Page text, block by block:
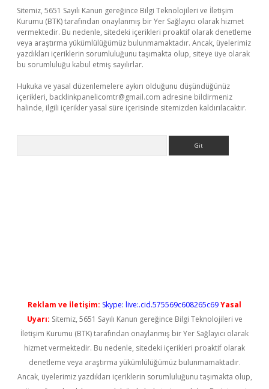
Sitemiz, 5651 Sayılı Kanun gereğince Bilgi Teknolojileri ve İletişim
Kurumu (BTK) tarafından onaylanmış bir Yer Sağlayıcı olarak hizmet
vermektedir. Bu nedenle, sitedeki içerikleri proaktif olarak denetleme
veya araştırma yükümlülüğümüz bulunmamaktadır. Ancak, üyelerimiz
yazdıkları içeriklerin sorumluluğunu taşımakta olup, siteye üye olarak
bu sorumluluğu kabul etmiş sayılırlar.
Hukuka ve yasal düzenlemelere aykırı olduğunu düşündüğünüz
içerikleri, backlinkpanelicomtr@gmail.com adresine bildirmeniz
halinde, ilgili içerikler yasal süre içerisinde sitemizden kaldırılacaktır.
Reklam ve İletişim: Skype: live:.cid.575569c608265c69Yasal
Uyarı: Sitemiz, 5651 Sayılı Kanun gereğince Bilgi Teknolojileri ve
İletişim Kurumu (BTK) tarafından onaylanmış bir Yer Sağlayıcı olarak
hizmet vermektedir. Bu nedenle, sitedeki içerikleri proaktif olarak
denetleme veya araştırma yükümlülüğümüz bulunmamaktadır.
Ancak, üyelerimiz yazdıkları içeriklerin sorumluluğunu taşımakta olup,